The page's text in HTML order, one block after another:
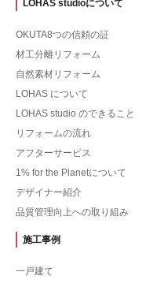
LOHAS studioについて
OKUTA8つの信頼の証
材工分離リフォーム
自然素材リフォーム
LOHAS について
LOHAS studio のできること
リフォームの流れ
アフターサービス
1% for the Planetについて
デザイナー紹介
品質管理向上への取り組み
施工事例
一戸建て